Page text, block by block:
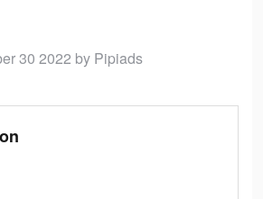
30 2022 by Pipiads